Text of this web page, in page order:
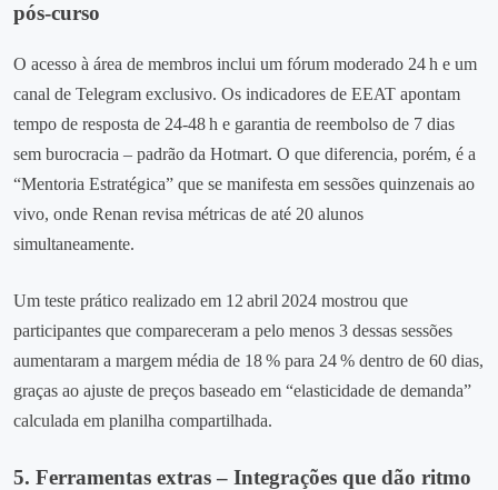
pós‑curso
O acesso à área de membros inclui um fórum moderado 24 h e um
canal de Telegram exclusivo. Os indicadores de EEAT apontam
tempo de resposta de 24‑48 h e garantia de reembolso de 7 dias
sem burocracia – padrão da Hotmart. O que diferencia, porém, é a
“Mentoria Estratégica” que se manifesta em sessões quinzenais ao
vivo, onde Renan revisa métricas de até 20 alunos
simultaneamente.
Um teste prático realizado em 12 abril 2024 mostrou que
participantes que compareceram a pelo menos 3 dessas sessões
aumentaram a margem média de 18 % para 24 % dentro de 60 dias,
graças ao ajuste de preços baseado em “elasticidade de demanda”
calculada em planilha compartilhada.
5. Ferramentas extras – Integrações que dão ritmo